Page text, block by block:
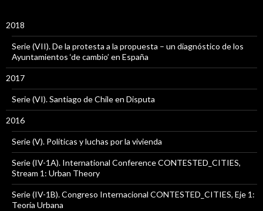
2018
Serie (VII). De la protesta a la propuesta – un diagnóstico de los
Ayuntamientos ‘de cambio’ en España
2017
Serie (VI). Santiago de Chile en Disputa
2016
Serie (V). Políticas y luchas por la vivienda
Serie (IV-1A). International Conference CONTESTED_CITIES,
Stream 1: Urban Theory
Serie (IV-1B). Congreso Internacional CONTESTED_CITIES, Eje 1:
Teoría Urbana